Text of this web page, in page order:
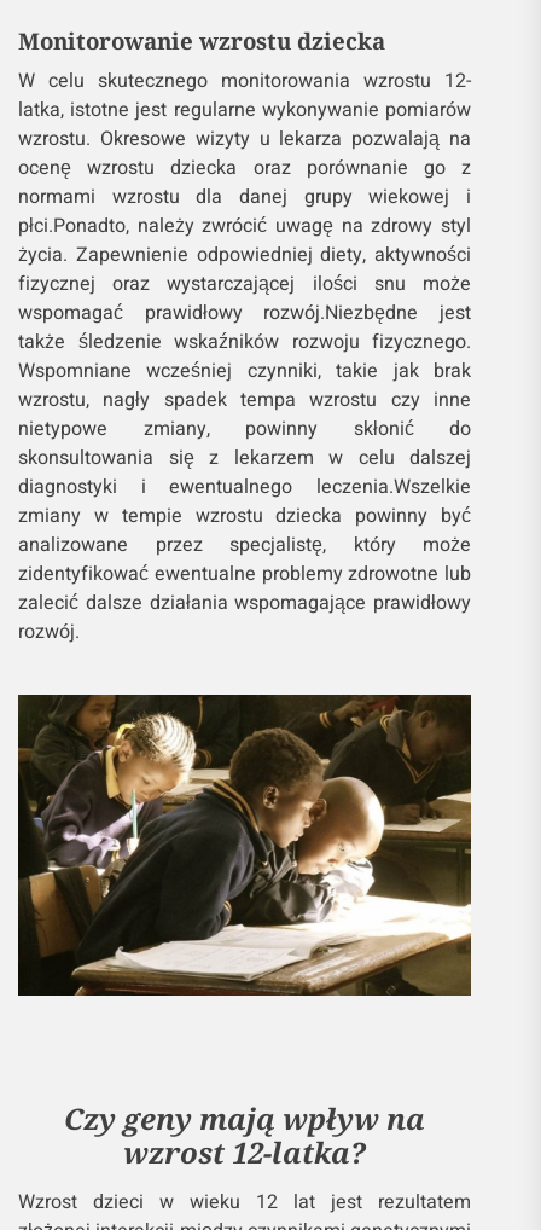
Monitorowanie wzrostu dziecka
W celu skutecznego monitorowania wzrostu 12-
latka, istotne jest regularne wykonywanie pomiarów
wzrostu. Okresowe wizyty u lekarza pozwalają na
ocenę wzrostu dziecka oraz porównanie go z
normami wzrostu dla danej grupy wiekowej i
płci.Ponadto, należy zwrócić uwagę na zdrowy styl
życia. Zapewnienie odpowiedniej diety, aktywności
fizycznej oraz wystarczającej ilości snu może
wspomagać prawidłowy rozwój.Niezbędne jest
także śledzenie wskaźników rozwoju fizycznego.
Wspomniane wcześniej czynniki, takie jak brak
wzrostu, nagły spadek tempa wzrostu czy inne
nietypowe zmiany, powinny skłonić do
skonsultowania się z lekarzem w celu dalszej
diagnostyki i ewentualnego leczenia.Wszelkie
zmiany w tempie wzrostu dziecka powinny być
analizowane przez specjalistę, który może
zidentyfikować ewentualne problemy zdrowotne lub
zalecić dalsze działania wspomagające prawidłowy
rozwój.
Czy geny mają wpływ na
wzrost 12-latka?
Wzrost dzieci w wieku 12 lat jest rezultatem